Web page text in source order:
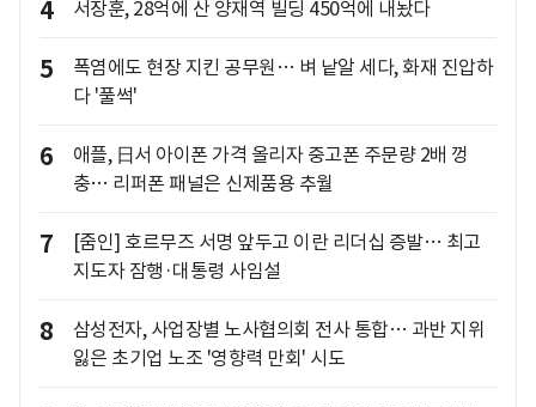
4 서장훈, 28억에 산 양재역 빌딩 450억에 내놨다
5
폭염에도 현장 지킨 공무원… 벼 낱알 세다, 화재 진압하
다 '풀썩'
6
애플, 日서 아이폰 가격 올리자 중고폰 주문량 2배 껑
충… 리퍼폰 패널은 신제품용 추월
7
[줌인] 호르무즈 서명 앞두고 이란 리더십 증발… 최고
지도자 잠행·대통령 사임설
8
삼성전자, 사업장별 노사협의회 전사 통합… 과반 지위
잃은 초기업 노조 '영향력 만회' 시도